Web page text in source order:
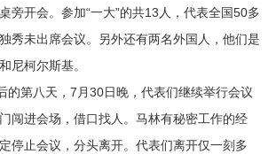
旁开会。参加“一大”的共13人，代表全国50多
秀未出席会议。另外还有两名外国人，他们是
尼柯尔斯基。
第八天，7月30日晚，代表们继续举行会议
闯进会场，借口找人。马林有秘密工作的经
停止会议，分头离开。代表们离开仅一刻多